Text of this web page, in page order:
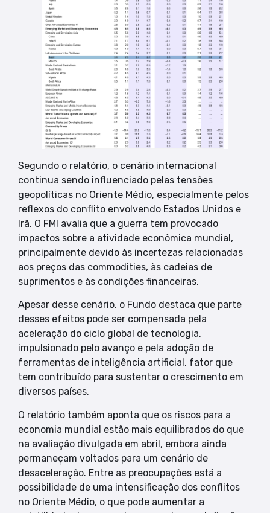
Segundo o relatório, o cenário internacional
continua sendo influenciado pelas tensões
geopolíticas no Oriente Médio, especialmente pelos
reflexos do conflito envolvendo Estados Unidos e
Irã. O FMI avalia que a guerra tem provocado
impactos sobre a atividade econômica mundial,
principalmente devido às incertezas relacionadas
aos preços das commodities, às cadeias de
suprimentos e às condições financeiras.
Apesar desse cenário, o Fundo destaca que parte
desses efeitos pode ser compensada pela
aceleração do ciclo global de tecnologia,
impulsionado pelo avanço e pela adoção de
ferramentas de inteligência artificial, fator que
tem contribuído para sustentar o crescimento em
diversos países.
O relatório também aponta que os riscos para a
economia mundial estão mais equilibrados do que
na avaliação divulgada em abril, embora ainda
permaneçam voltados para um cenário de
desaceleração. Entre as preocupações está a
possibilidade de uma intensificação dos conflitos
no Oriente Médio, o que pode aumentar a